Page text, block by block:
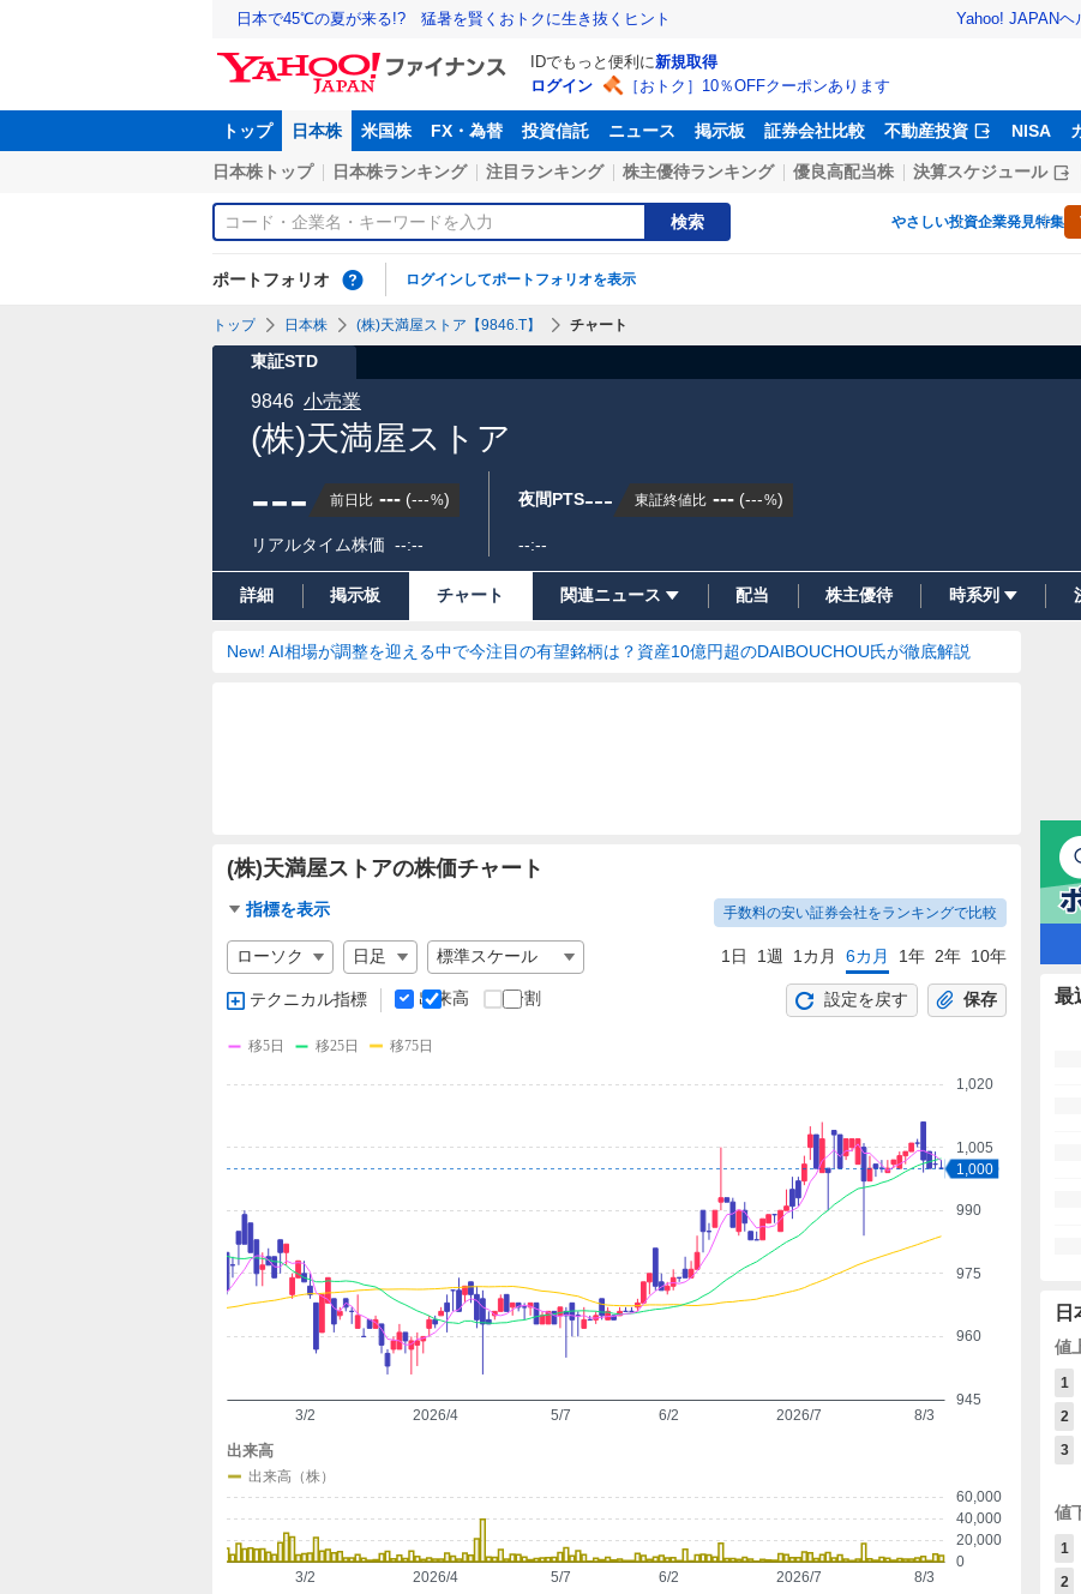
日本で45℃の夏が来る!? 猛暑を賢くおトクに生き抜くヒント Yahoo! JAPANヘ
IDでもっと便利に新規取得
ログイン
［おトク］10％OFFクーポンあります
トップ 日本株 米国株 FX・為替 投資信託 ニュース 掲示板 証券会社比較 不動産投資 NISA
日本株トップ 日本株ランキング 注目ランキング 株主優待ランキング 優良高配当株 決算スケジュール
検索 やさしい投資企業発見特集
ポートフォリオ ログインしてポートフォリオを表示
トップ 日本株 (株)天満屋ストア【9846.T】 チャート
東証STD
(株)天満屋ストア
9846 小売業
--- 前日比 --- (---%)
リアルタイム株価 --:--
夜間PTS--- 東証終値比 --- (---%)
--:--
詳細 掲示板 チャート 関連ニュース 配当 株主優待 時系列
New! AI相場が調整を迎える中で今注目の有望銘柄は？資産10億円超のDAIBOUCHOU氏が徹底解説
(株)天満屋ストアの株価チャート
チ
ャ
ー
ト
指
標
手数料の安い証券会社をランキングで比較
指標を表示
チ
ャ
ー
の
定
1日 1週 1カ月 6カ月 1年 2年 10年
テクニカル指標 出来高 分割 設定を戻す 保存
945
960
975
990
1,005
1,020
2026/4 2026/7
3/2 5/7 6/2 8/3
1,000
移5日 移25日 移75日
0
20,000
40,000
60,000
2026/4 2026/7
3/2 5/7 6/2 8/3
出来高
出来高（株）
最
値
1
2
3
値
1
2